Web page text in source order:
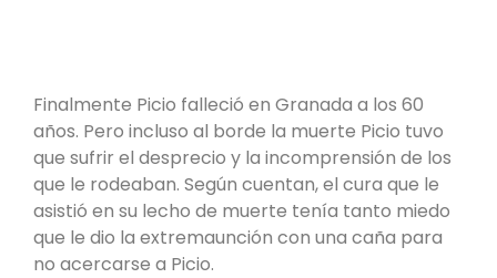
Finalmente Picio falleció en Granada a los 60
años. Pero incluso al borde la muerte Picio tuvo
que sufrir el desprecio y la incomprensión de los
que le rodeaban. Según cuentan, el cura que le
asistió en su lecho de muerte tenía tanto miedo
que le dio la extremaunción con una caña para
no acercarse a Picio.